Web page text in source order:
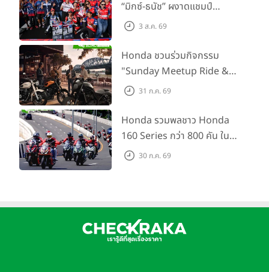
เสริมศักยภาพตำรวจจราจร
“มิกซ์-ธนัช” ผงาดแชมป์
SS600 2 สนามติด “ข้าวกล้อง”
สนาม 2
3 ส.ค. 69
Honda ชวนร่วมกิจกรรม
"Sunday Meetup Ride &
Soul" จิบกาแฟ พูดคุย แลก
กัน 16 ส.ค. นี้
31 ก.ค. 69
Honda รวมพลชาว Honda
160 Series กว่า 800 คัน ใน
งาน “THE ONE-SIXTI-ER ตัว
30 ก.ค. 69